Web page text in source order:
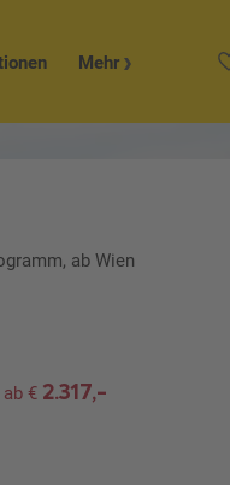
Mehr
ab Wien
€2.317,-